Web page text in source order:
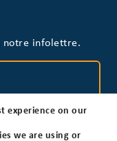
notre infolettre.
experience on our
we are using or